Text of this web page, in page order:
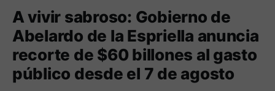
A vivir sabroso: Gobierno de
Abelardo de la Espriella anuncia
recorte de $60 billones al gasto
público desde el 7 de agosto